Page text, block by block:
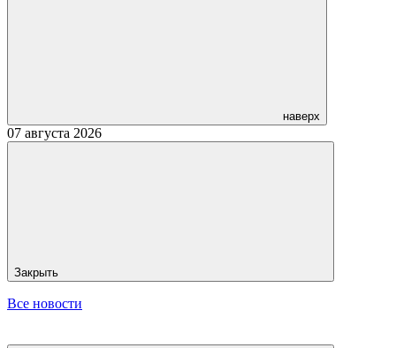
наверх
07 августа 2026
Закрыть
Все новости